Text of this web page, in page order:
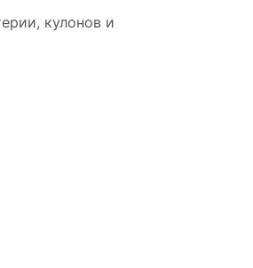
кулонов и